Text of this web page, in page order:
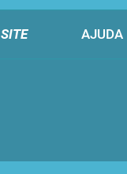
SITE AJUDA